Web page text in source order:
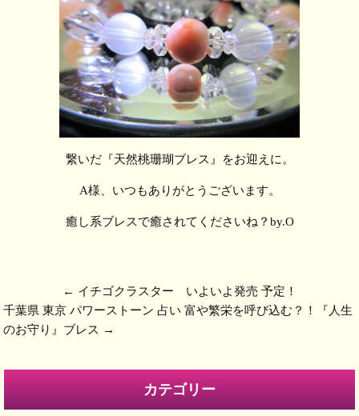
繋いだ『天然桃珊瑚ブレス』をお迎えに。
A様、いつもありがとうございます。
癒し系ブレスで癒されてくださいね？by.O
← イチゴクラスター いよいよ発売 予定！
千葉県 東京 パワーストーン 占い 富や繁栄を呼び込む？！『人生
のお守り』ブレス →
カテゴリー